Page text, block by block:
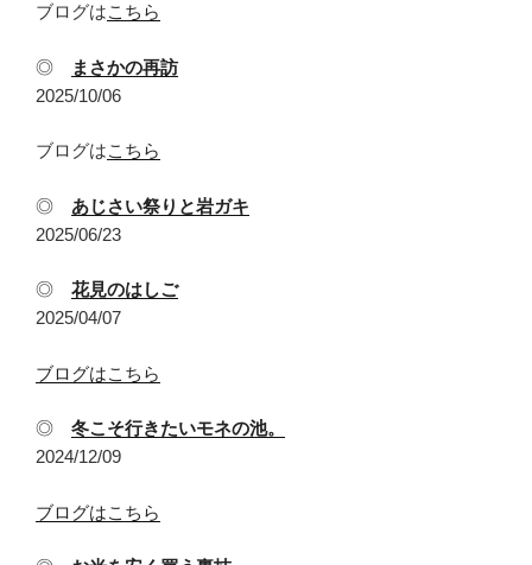
ブログはこちら
◎
まさかの再訪
2025/10/06
ブログはこちら
◎ あじさい祭りと岩ガキ
2025/06/23
◎ 花見のはしご
2025/04/07
ブログはこちら
◎ 冬こそ行きたいモネの池。
2024/12/09
ブログはこちら